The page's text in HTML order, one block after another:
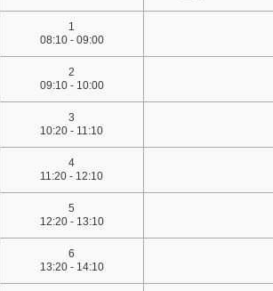
1
08:10 - 09:00
2
09:10 - 10:00
3
10:20 - 11:10
4
11:20 - 12:10
5
12:20 - 13:10
6
13:20 - 14:10